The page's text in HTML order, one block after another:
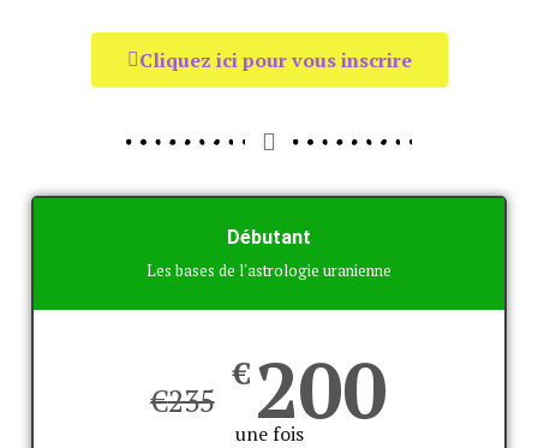
Cliquez ici pour vous inscrire
Débutant
Les bases de l'astrologie uranienne
€235
€ 200
une fois